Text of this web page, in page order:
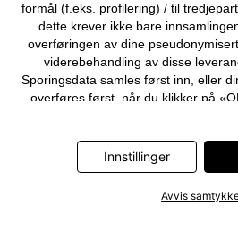
formål (f.eks. profilering) / til
dette krever ikke bare
overføringen av dine
viderebehandling av disse
Sporingsdata samles først inn, eller
overføres først, når du klikker på
Communications GmbH, ID5
Ireland Ltd, Microsoft Ireland
Technologies UK Ltd.
Innstillinger
Avvis